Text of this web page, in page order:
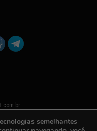
semelhantes